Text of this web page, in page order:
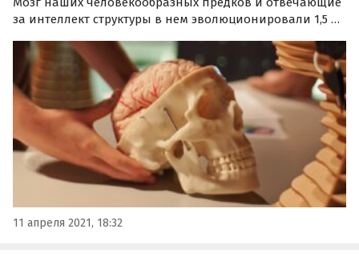
за интеллект структуры в нем эволюционировали 1,5 –
считалось прежде.
11 апреля 2021, 18:32